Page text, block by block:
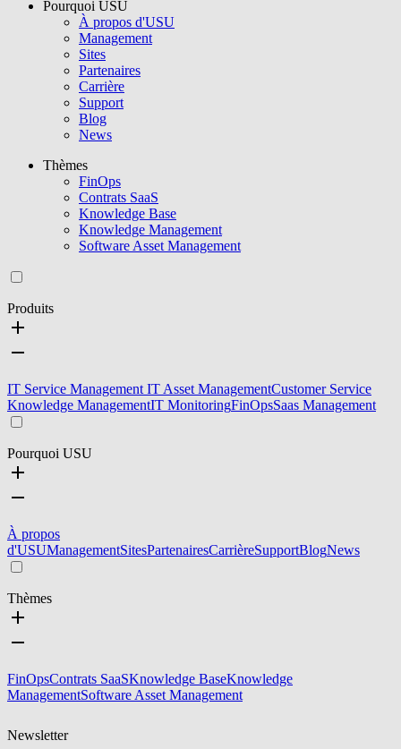
Pourquoi USU
À propos d'USU
Management
Sites
Partenaires
Carrière
Support
Blog
News
Thèmes
FinOps
Contrats SaaS
Knowledge Base
Knowledge Management
Software Asset Management
Produits
IT Service Management IT Asset ManagementCustomer Service
Knowledge ManagementIT MonitoringFinOpsSaas Management
Pourquoi USU
À propos
d'USUManagementSitesPartenairesCarrièreSupportBlogNews
Thèmes
FinOpsContrats SaaSKnowledge BaseKnowledge
ManagementSoftware Asset Management
Newsletter